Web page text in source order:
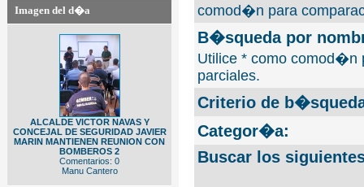
Imagen del d�a
ALCALDE VICTOR NAVAS Y
CONCEJAL DE SEGURIDAD JAVIER
MARIN MANTIENEN REUNION CON
BOMBEROS 2
Comentarios: 0
Manu Cantero
comod�n para
B�squeda por
Utilice * como comod�n
parciales.
Criterio de
Categor�a:
Buscar los